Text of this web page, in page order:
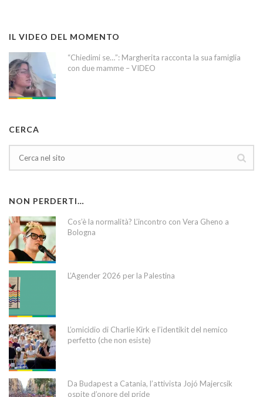
IL VIDEO DEL MOMENTO
“Chiedimi se…”: Margherita racconta la sua famiglia
con due mamme – VIDEO
CERCA
NON PERDERTI…
Cos’è la normalità? L’incontro con Vera Gheno a
Bologna
L’Agender 2026 per la Palestina
L’omicidio di Charlie Kirk e l’identikit del nemico
perfetto (che non esiste)
Da Budapest a Catania, l’attivista Jojó Majercsik
ospite d’onore del pride